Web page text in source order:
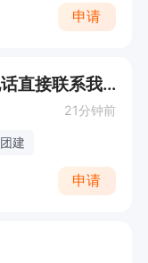
申请
中通快运客服（提供住宿＋电话直接联系我）
21分钟前
团建
申请